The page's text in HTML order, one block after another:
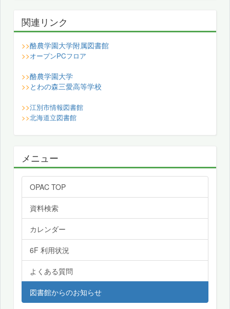
関連リンク
>>酪農学園大学附属図書館
>>オープンPCフロア
>>酪農学園大学
>> とわの森三愛高等学校
>>江別市情報図書館
>>北海道立図書館
メニュー
OPAC TOP
資料検索
カレンダー
6F 利用状況
よくある質問
図書館からのお知らせ